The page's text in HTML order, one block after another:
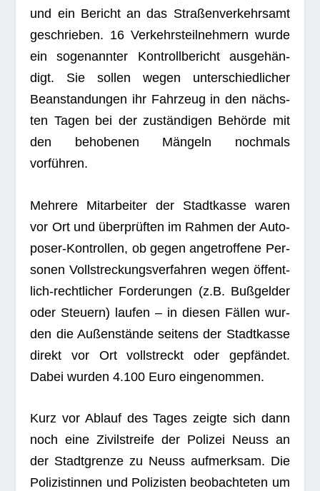
und ein Bericht an das Stra­ßen­ver­kehrs­amt
geschrie­ben. 16 Ver­kehrs­teil­neh­mern wurde
ein soge­nann­ter Kon­troll­be­richt aus­ge­hän­
digt. Sie sol­len wegen unter­schied­li­cher
Bean­stan­dun­gen ihr Fahr­zeug in den nächs­
ten Tagen bei der zustän­di­gen Behörde mit
den beho­be­nen Män­geln noch­mals
vorführen.
Meh­rere Mit­ar­bei­ter der Stadt­kasse waren
vor Ort und über­prüf­ten im Rah­men der Auto­
po­ser-Kon­trol­len, ob gegen ange­trof­fene Per­
so­nen Voll­stre­ckungs­ver­fah­ren wegen öffent­
lich-recht­li­cher For­de­run­gen (z.B. Buß­gel­der
oder Steu­ern) lau­fen – in die­sen Fäl­len wur­
den die Außen­stände sei­tens der Stadt­kasse
direkt vor Ort voll­streckt oder gepfän­det.
Dabei wur­den 4.100 Euro eingenommen.
Kurz vor Ablauf des Tages zeigte sich dann
noch eine Zivil­streife der Poli­zei Neuss an
der Stadt­grenze zu Neuss auf­merk­sam. Die
Poli­zis­tin­nen und Poli­zis­ten beob­ach­te­ten um